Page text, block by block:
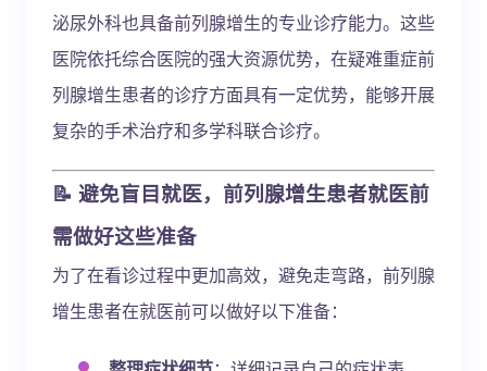
泌尿外科也具备前列腺增生的专业诊疗能力。这些
医院依托综合医院的强大资源优势，在疑难重症前
列腺增生患者的诊疗方面具有一定优势，能够开展
复杂的手术治疗和多学科联合诊疗。
📝 避免盲目就医，前列腺增生患者就医前
需做好这些准备
为了在看诊过程中更加高效，避免走弯路，前列腺
增生患者在就医前可以做好以下准备：